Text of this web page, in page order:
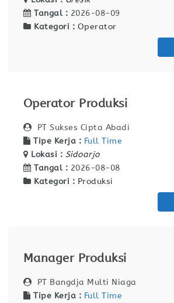
Tangal : 2026-08-09
Kategori : Operator
Operator Produksi
PT Sukses Cipta Abadi
Tipe Kerja : Full Time
Lokasi : Sidoarjo
Tangal : 2026-08-08
Kategori : Produksi
Manager Produksi
PT Bangdja Multi Niaga
Tipe Kerja : Full Time